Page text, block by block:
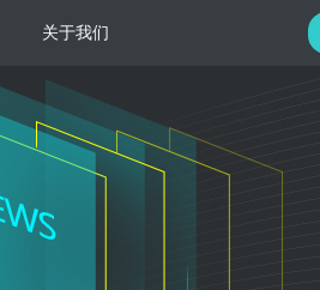
务器托管
自动转码切片技术
，加速视频播放
关于我们